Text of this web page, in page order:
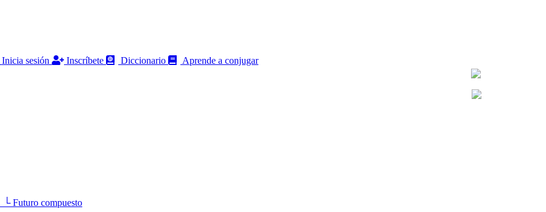
Inicia sesión Inscríbete Diccionario
Aprende a conjugar
Futuro compuesto